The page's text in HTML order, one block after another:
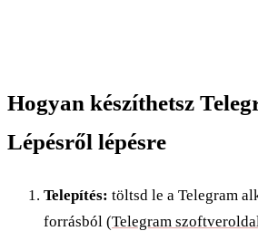
Hogyan készíthetsz
Lépésről lépésre
Telepítés: töltsd le a Telegram
forrásból (Telegram szoftveroldal